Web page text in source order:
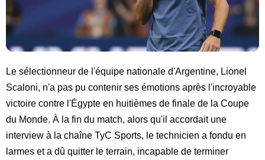
Le sélectionneur de l'équipe nationale d'Argentine, Lionel
Scaloni, n'a pas pu contenir ses émotions après l'incroyable
victoire contre l'Égypte en huitièmes de finale de la Coupe
du Monde. À la fin du match, alors qu'il accordait une
interview à la chaîne TyC Sports, le technicien a fondu en
larmes et a dû quitter le terrain, incapable de terminer